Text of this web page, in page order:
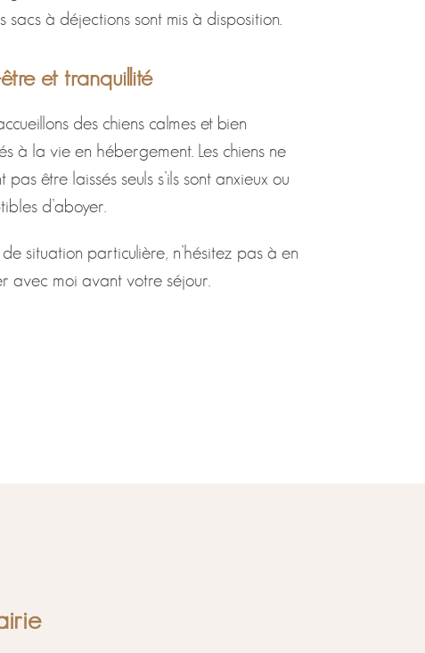
sacs à déjections sont mis à disposition.
et tranquillité
des chiens calmes et bien
à la vie en hébergement. Les chiens ne
pas être laissés seuls s’ils sont anxieux ou
d’aboyer.
de situation particulière, n’hésitez pas à en
avec moi avant votre séjour.